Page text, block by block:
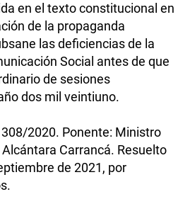
en el texto constitucional en
de la propaganda
las deficiencias de la
Social antes de que
de sesiones
dos mil veintiuno.
2020. Ponente: Ministro
Carrancá. Resuelto
de 2021, por